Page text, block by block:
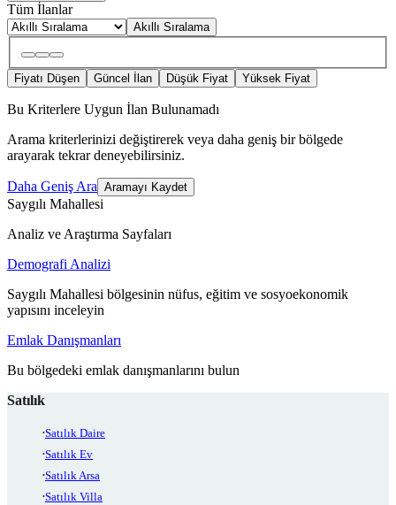
Tüm İlanlar
Akıllı Sıralama
Fiyatı Düşen Güncel İlan Düşük Fiyat Yüksek Fiyat
Bu Kriterlere Uygun İlan Bulunamadı
Arama kriterlerinizi değiştirerek veya daha geniş bir bölgede
arayarak tekrar deneyebilirsiniz.
Daha Geniş Ara Aramayı Kaydet
Saygılı Mahallesi
Analiz ve Araştırma Sayfaları
Demografi Analizi
Saygılı Mahallesi bölgesinin nüfus, eğitim ve sosyoekonomik
yapısını inceleyin
Emlak Danışmanları
Bu bölgedeki emlak danışmanlarını bulun
Satılık
Satılık Daire
Satılık Ev
Satılık Arsa
Satılık Villa